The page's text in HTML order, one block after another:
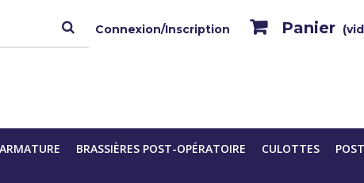
Panier
Connexion/Inscription
BRASSIÈRES POST-OPÉRATOIRE CULOTTES
post-opératoire Brassière en Coton Bio "Lison"